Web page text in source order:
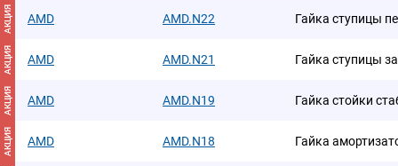
АКЦИЯ AMD AMD.N22 Гайка ступицы
АКЦИЯ AMD AMD.N21 Гайка ступицы
АКЦИЯ AMD AMD.N19 Гайка стойки
АКЦИЯ AMD AMD.N18 Гайка